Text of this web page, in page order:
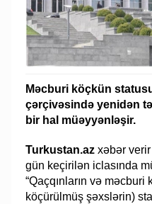
Məcburi köçkün
çərçivəsində yenidən
bir hal müəyyənləşir.
Turkustan.az xəbər
gün keçirilən iclasında
“Qaçqınların və
köçürülmüş şəxslərin)